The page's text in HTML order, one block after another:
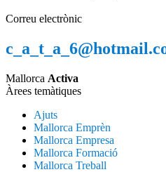
Correu electrònic
Mallorca Activa
Àrees temàtiques
Ajuts
Mallorca Emprèn
Mallorca Empresa
Mallorca Formació
Mallorca Treball